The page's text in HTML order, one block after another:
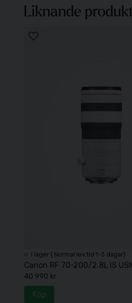
Liknande
I lager ( Normal lev.tid 1-3 dagar)
Canon RF 70-200/2,8L IS
40 990 kr
Köp